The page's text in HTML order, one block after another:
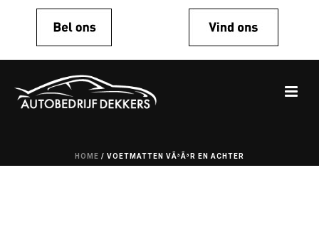
HOME / VOETMATTEN VÃ³Ã³R EN ACHTER